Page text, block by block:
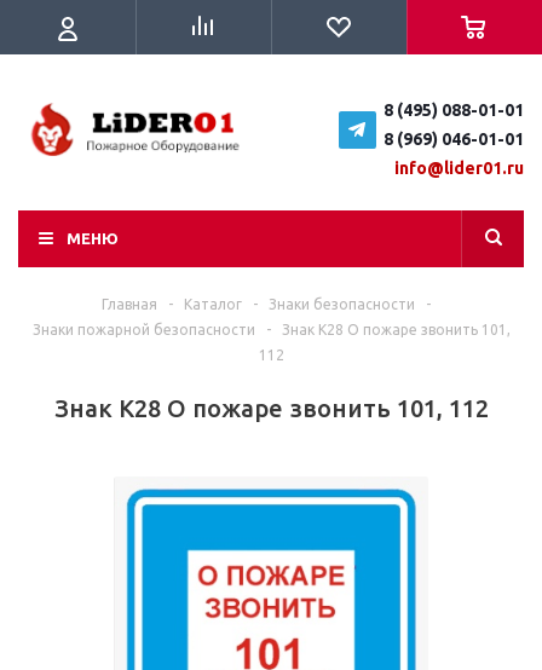
8 (495) 088-01-01
8 (969) 046-01-01
info@lider01.ru
МЕНЮ
Главная - Каталог - Знаки безопасности
-
Знаки пожарной безопасности
-
Знак K28 О пожаре звонить 101,
112
Знак K28 О пожаре звонить 101, 112